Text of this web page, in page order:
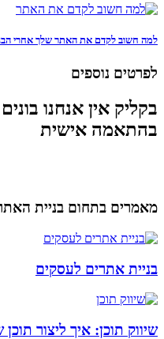
למה חשוב לקדם את האתר שלך אחרי
לפרטים נוספים
בקליק אין אנחנו
בהתאמה אישית
מאמרים בתחום בניית
בניית אתרים לעסקים
שיווק תוכן: איך ליצור